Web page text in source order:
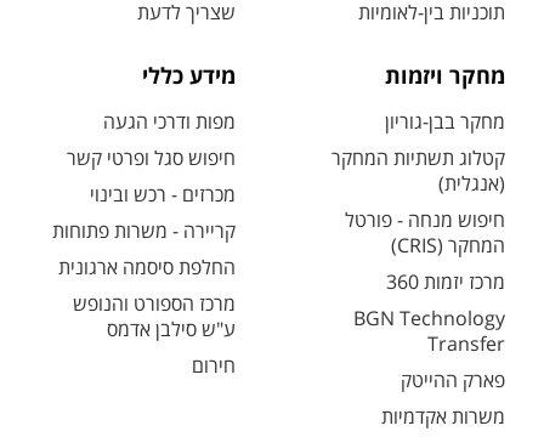
תוכניות בין-לאומיות
שצריך לדעת
מחקר ויזמות
מחקר בבן-גוריון
קטלוג תשתיות המחקר
(אנגלית)
חיפוש מנחה - פורטל
המחקר (CRIS)
מרכז יזמות 360
BGN Technology
Transfer
פארק ההייטק
משרות אקדמיות
מידע כללי
מפות ודרכי הגעה
חיפוש סגל ופרטי קשר
מכרזים - רכש ובינוי
קריירה - משרות פתוחות
החלפת סיסמה ארגונית
מרכז הספורט והנופש
ע"ש סילבן אדמס
חירום